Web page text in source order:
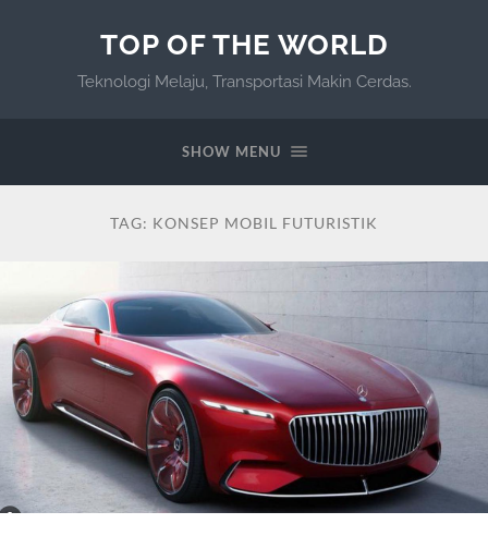
TOP OF THE WORLD
Teknologi Melaju, Transportasi Makin Cerdas.
SHOW MENU
TAG: KONSEP MOBIL FUTURISTIK